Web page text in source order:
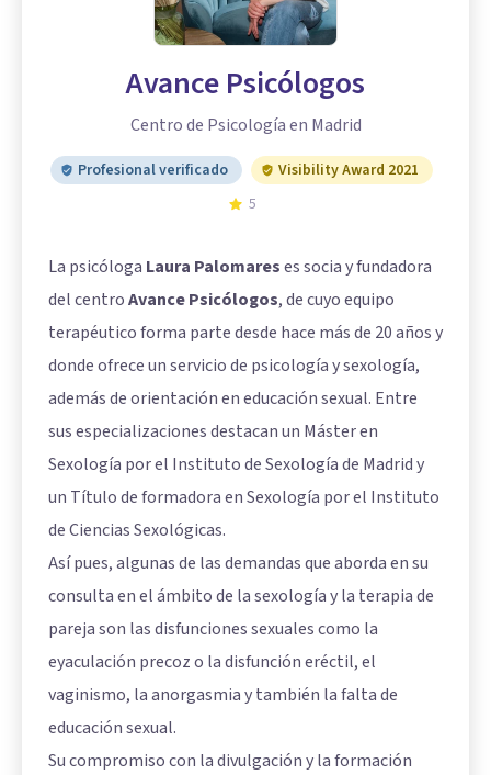
Avance Psicólogos
Centro de Psicología en Madrid
Profesional verificado
Visibility Award 2021
5
La psicóloga Laura Palomareses socia y fundadora
del centroAvance Psicólogos, de cuyo equipo
terapéutico forma parte desde hace más de 20 años y
donde ofrece un servicio de psicología y sexología,
además de orientación en educación sexual. Entre
sus especializaciones destacan un Máster en
Sexología por el Instituto de Sexología de Madrid y
un Título de formadora en Sexología por el Instituto
de Ciencias Sexológicas.
Así pues, algunas de las demandas que aborda en su
consulta en el ámbito de la sexología y la terapia de
pareja son las disfunciones sexuales como la
eyaculación precoz o la disfunción eréctil, el
vaginismo, la anorgasmia y también la falta de
educación sexual.
Su compromiso con la divulgación y la formación